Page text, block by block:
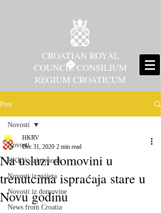
CROATIAN ROYAL
COUNCIL CONSILIUM
REGIUM CROATICUM
Post
Novosti
HKRV - aktivnosti
Novosti iz svijeta
Novosti iz domovine
News from Croatia
Novosti
Na usluzi domovini u
trenutcima ispraćaja stare u
Novu godinu
HKRV
Dec 31, 2020 2 min read